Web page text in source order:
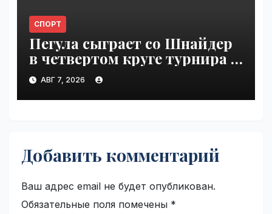
СПОРТ
Пегула сыграет со Шнайдер
в четвертом круге турнира в
Торонто | VseTime.ru
АВГ 7, 2026
Добавить комментарий
Ваш адрес email не будет опубликован.
Обязательные поля помечены *